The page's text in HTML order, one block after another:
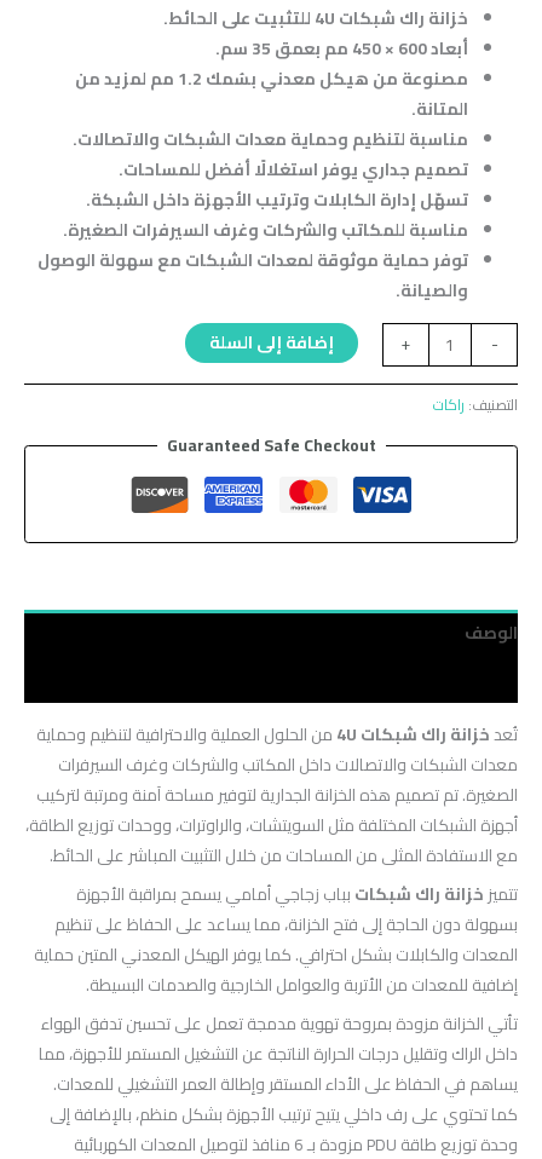
خزانة راك شبكات 4U للتثبيت على الحائط.
أبعاد 600 × 450 مم بعمق 35 سم.
مصنوعة من هيكل معدني بسُمك 1.2 مم لمزيد من
المتانة.
مناسبة لتنظيم وحماية معدات الشبكات والاتصالات.
تصميم جداري يوفر استغلالًا أفضل للمساحات.
تسهّل إدارة الكابلات وترتيب الأجهزة داخل الشبكة.
مناسبة للمكاتب والشركات وغرف السيرفرات الصغيرة.
توفر حماية موثوقة لمعدات الشبكات مع سهولة الوصول
والصيانة.
-
+ إضافة إلى السلة
التصنيف: راكات
Guaranteed Safe Checkout
الوصف
تُعدخزانة راك شبكات 4U
من الحلول العملية والاحترافية لتنظيم وحماية
معدات الشبكات والاتصالات داخل المكاتب والشركات وغرف السيرفرات
الصغيرة. تم تصميم هذه الخزانة الجدارية لتوفير مساحة آمنة ومرتبة لتركيب
أجهزة الشبكات المختلفة مثل السويتشات، والراوترات، ووحدات توزيع الطاقة،
مع الاستفادة المثلى من المساحات من خلال التثبيت المباشر على الحائط.
تتميزخزانة راك شبكاتبباب زجاجي أمامي يسمح بمراقبة الأجهزة
بسهولة دون الحاجة إلى فتح الخزانة، مما يساعد على الحفاظ على تنظيم
المعدات والكابلات بشكل احترافي. كما يوفر الهيكل المعدني المتين حماية
إضافية للمعدات من الأتربة والعوامل الخارجية والصدمات البسيطة.
تأتي الخزانة مزودة بمروحة تهوية مدمجة تعمل على تحسين تدفق الهواء
داخل الراك وتقليل درجات الحرارة الناتجة عن التشغيل المستمر للأجهزة، مما
يساهم في الحفاظ على الأداء المستقر وإطالة العمر التشغيلي للمعدات.
كما تحتوي على رف داخلي يتيح ترتيب الأجهزة بشكل منظم، بالإضافة إلى
وحدة توزيع طاقة PDU مزودة بـ 6 منافذ لتوصيل المعدات الكهربائية